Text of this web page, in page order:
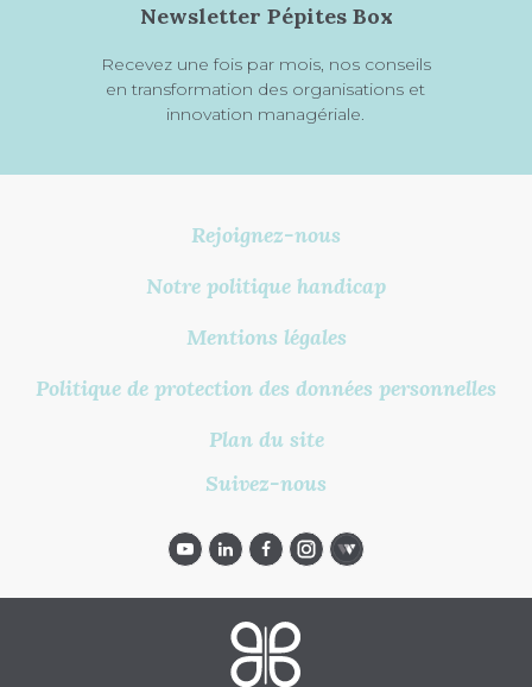
Rejoignez-nous
Notre politique handicap
Mentions légales
Politique de protection des données personnelles
Plan du site
Suivez-nous
Newsletter Pépites Box
Recevez une fois par mois, nos conseils
en transformation des organisations et
innovation managériale.